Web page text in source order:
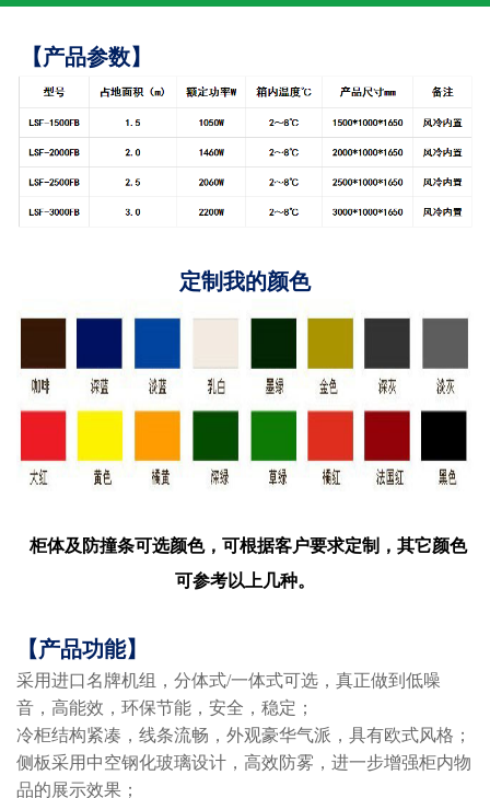
【产品参数】
定制我的颜色
柜体及防撞条可选颜色，可根据客户要求定制，其它颜色
可参考以上几种。
【产品功能】
采用进口名牌机组，分体式/一体式可选，真正做到低噪
音，高能效，环保节能，安全，稳定；
冷柜结构紧凑，线条流畅，外观豪华气派，具有欧式风格；
侧板采用中空钢化玻璃设计，高效防雾，进一步增强柜内物
品的展示效果；